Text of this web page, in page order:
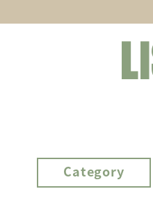
Category